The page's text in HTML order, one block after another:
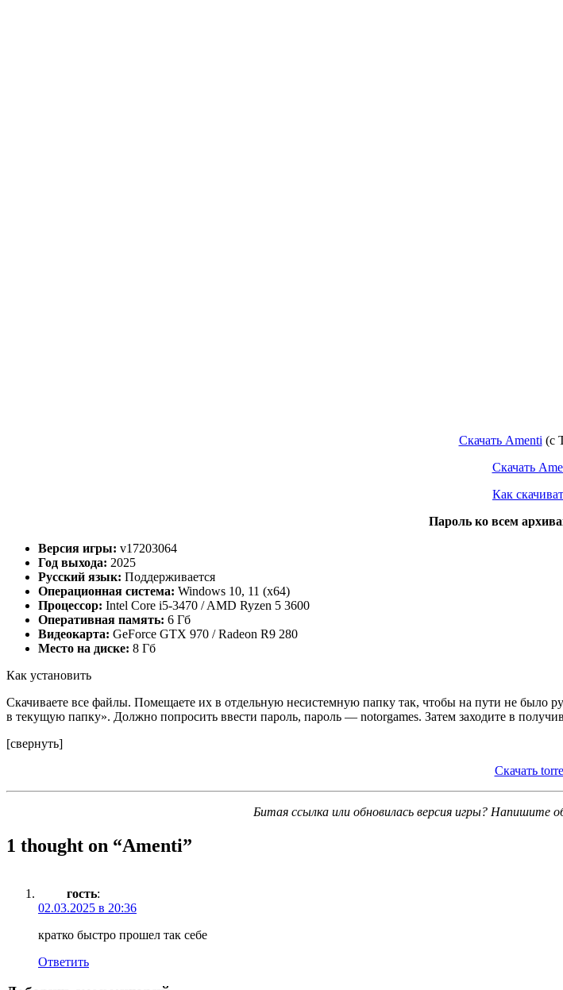
Скачать Amenti (c
Скачать
Как
Пароль ко всем
Версия игры: v17203064
Год выхода: 2025
Русский язык: Поддерживается
Операционная система: Windows 10, 11 (x64)
Процессор: Intel Core i5-3470 / AMD Ryzen 5 3600
Оперативная память: 6 Гб
Видеокарта: GeForce GTX 970 / Radeon R9 280
Место на диске: 8 Гб
Как установить
Скачиваете все файлы. Помещаете их в отдельную несистемную папку так, чтобы на пути не было
в текущую папку». Должно попросить ввести пароль, пароль — notorgames. Затем заходите в
[свернуть]
Скачать
Битая ссылка или обновилась версия игры? Напишите
1 thought on “Amenti”
гость:
02.03.2025 в 20:36
кратко быстро прошел так себе
Ответить